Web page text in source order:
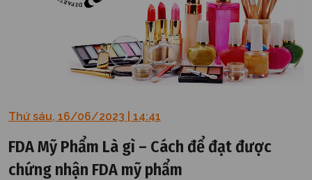
Thứ sáu, 16/06/2023 | 14:41
FDA Mỹ Phẩm Là gì – Cách để đạt được
chứng nhận FDA mỹ phẩm